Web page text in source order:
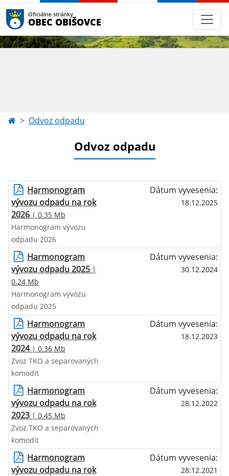
Oficiálne stránky
OBEC OBIŠOVCE
Odvoz odpadu
Odvoz odpadu
Harmonogram
vývozu odpadu na rok
2026 | 0.35 Mb
Dátum vyvesenia:
18.12.2025
Harmonogram vývozu
odpadu 2026
Harmonogram
vývozu odpadu 2025 |
0.24 Mb
Dátum vyvesenia:
30.12.2024
Harmonogram vývozu
odpadu 2025
Harmonogram
vývozu odpadu na rok
2024| 0.36 Mb
Dátum vyvesenia:
18.12.2023
Zvoz TKO a separovaných
komodít
Harmonogram
vývozu odpadu na rok
2023 | 0.45 Mb
Dátum vyvesenia:
28.12.2022
Zvoz TKO a separovaných
komodít
Harmonogram
vývozu odpadu na rok
Dátum vyvesenia:
28.12.2021